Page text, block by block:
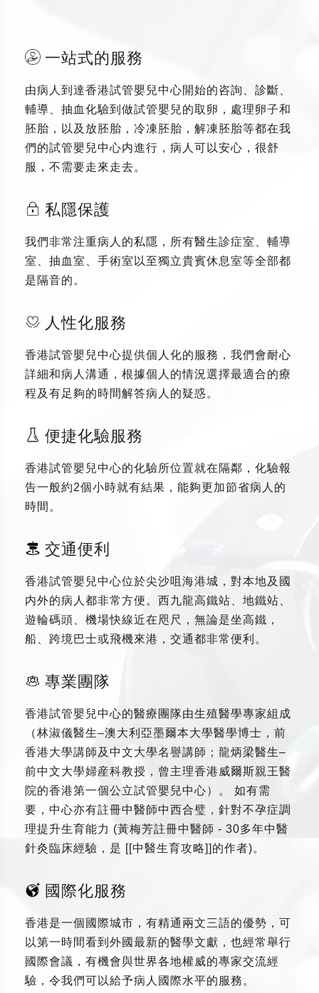
一站式的服務
由病人到達香港試管嬰兒中心開始的咨詢、診斷、
輔導、抽血化驗到做試管嬰兒的取卵，處理卵子和
胚胎，以及放胚胎，冷凍胚胎，解凍胚胎等都在我
們的試管嬰兒中心内進行，病人可以安心，很舒
服，不需要走來走去。
私隱保護
我們非常注重病人的私隱，所有醫生診症室、輔導
室、抽血室、手術室以至獨立貴賓休息室等全部都
是隔音的。
人性化服務
香港試管嬰兒中心提供個人化的服務，我們會耐心
詳細和病人溝通，根據個人的情況選擇最適合的療
程及有足夠的時間解答病人的疑惑。
便捷化驗服務
香港試管嬰兒中心的化驗所位置就在隔鄰，化驗報
告一般約2個小時就有結果，能夠更加節省病人的
時間。
交通便利
香港試管嬰兒中心位於尖沙咀海港城，對本地及國
内外的病人都非常方便。西九龍高鐵站、地鐵站、
遊輪碼頭、機場快線近在咫尺，無論是坐高鐵，
船、跨境巴士或飛機來港，交通都非常便利。
專業團隊
香港試管嬰兒中心的醫療團隊由生殖醫學專家組成
（林淑儀醫生–澳大利亞墨爾本大學醫學博士，前
香港大學講師及中文大學名譽講師；龍炳梁醫生–
前中文大學婦産科教授，曾主理香港威爾斯親王醫
院的香港第一個公立試管嬰兒中心）。 如有需
要，中心亦有註冊中醫師中西合璧，針對不孕症調
理提升生育能力 (黃梅芳註冊中醫師 - 30多年中醫
針灸臨床經驗，是 [[中醫生育攻略]]的作者)。
國際化服務
香港是一個國際城市，有精通兩文三語的優勢，可
以第一時間看到外國最新的醫學文獻，也經常舉行
國際會議，有機會與世界各地權威的專家交流經
驗，令我們可以給予病人國際水平的服務。